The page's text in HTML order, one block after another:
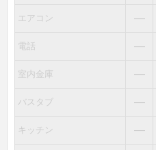
エアコン ―
電話 ―
室内金庫 ―
バスタブ ―
キッチン ―